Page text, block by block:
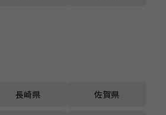
長崎県 佐賀県